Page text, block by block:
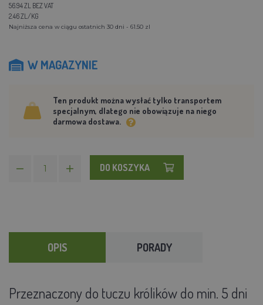
56.94 ZL BEZ VAT
2.46 ZL/KG
Najniższa cena w ciągu ostatnich 30 dni - 61.50 zl
W MAGAZYNIE
Ten produkt można wysłać tylko transportem
specjalnym, dlatego nie obowiązuje na niego
darmowa dostawa.
DO KOSZYKA
OPIS PORADY
Przeznaczony do tuczu królików do min. 5 dni